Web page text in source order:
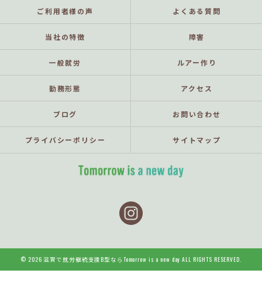
ご利用者様の声 よくある質問
当社の特徴 障害
一般就労 ルアー作り
勤務形態 アクセス
ブログ お問い合わせ
プライバシーポリシー サイトマップ
© 2026 滋賀で就労継続支援B型ならTomorrow is a new day ALL RIGHTS RESERVED.